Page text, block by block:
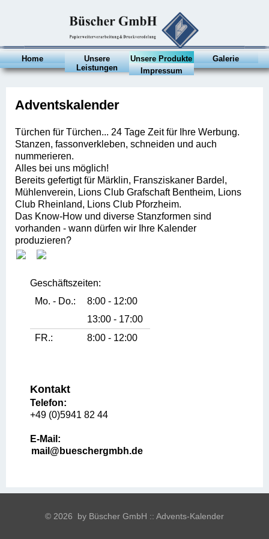
Home
Unsere
Leistungen
Unsere Produkte
Galerie
Impressum
Adventskalender
Türchen für Türchen... 24 Tage Zeit für Ihre Werbung.
Stanzen, fassonverkleben, schneiden und auch
nummerieren.
Alles bei uns möglich!
Bereits gefertigt für Märklin, Fransziskaner Bardel,
Mühlenverein, Lions Club Grafschaft Bentheim, Lions
Club Rheinland, Lions Club Pforzheim.
Das Know-How und diverse Stanzformen sind
vorhanden - wann dürfen wir Ihre Kalender
produzieren?
Geschäftszeiten:
Mo. - Do.:
8:00 - 12:00
13:00 - 17:00
FR.:
8:00 - 12:00
Kontakt
Telefon:
+49 (0)5941 82 44
E-Mail:
mail@bueschergmbh.de
© 2026 by Büscher GmbH :: Advents-Kalender